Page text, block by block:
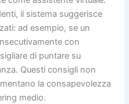
il sistema suggerisce
ad esempio, se un
con
di puntare su
Questi consigli non
la consapevolezza
medio.